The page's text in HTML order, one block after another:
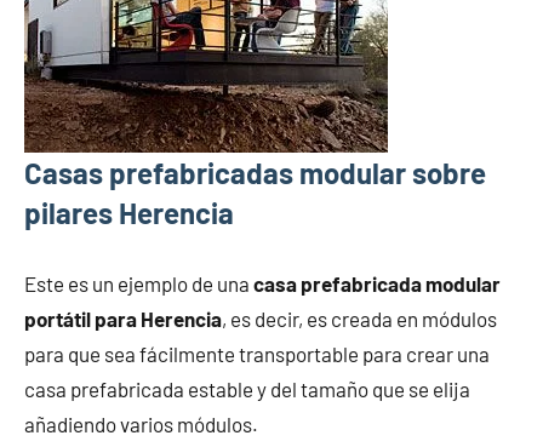
Casas prefabricadas modular sobre
pilares Herencia
Este es un ejemplo de una casa prefabricada modular
portátil para Herencia, es decir, es creada en módulos
para que sea fácilmente transportable para crear una
casa prefabricada estable y del tamaño que se elija
añadiendo varios módulos.